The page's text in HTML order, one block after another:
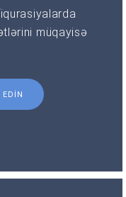
müqayisə